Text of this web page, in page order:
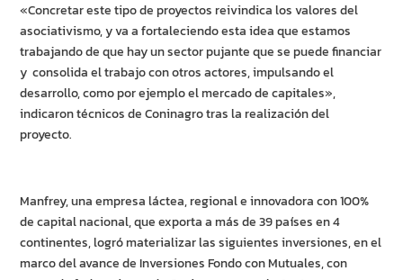
«Concretar este tipo de proyectos reivindica los valores del
asociativismo, y va a fortaleciendo esta idea que estamos
trabajando de que hay un sector pujante que se puede financiar
y consolida el trabajo con otros actores, impulsando el
desarrollo, como por ejemplo el mercado de capitales»,
indicaron técnicos de Coninagro tras la realización del
proyecto.
Manfrey, una empresa láctea, regional e innovadora con 100%
de capital nacional, que exporta a más de 39 países en 4
continentes, logró materializar las siguientes inversiones, en el
marco del avance de Inversiones Fondo con Mutuales, con